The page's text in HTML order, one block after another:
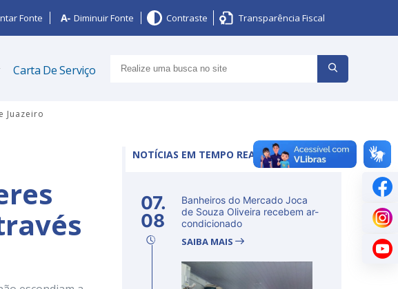
Fonte Diminuir Fonte Contraste Transparência Fiscal
Carta De Serviço
Juazeiro
NOTÍCIAS EM TEMPO REAL
07.
08
Banheiros do Mercado Joca
de Souza Oliveira recebem ar-
condicionado
SAIBA MAIS